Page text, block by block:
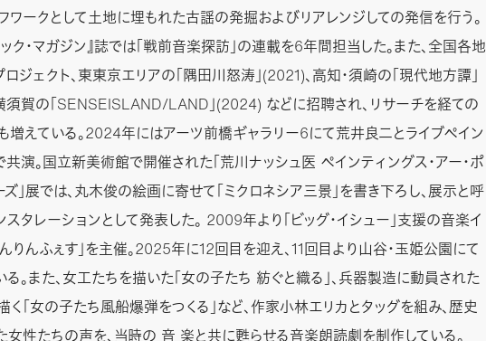
フワークとして土地に埋もれた古謡の発掘およびリアレンジしての発信を行う。
ク・マガジン』誌では「戦前音楽探訪」の連載を6年間担当した。また、全国各地
ジェクト、東東京エリアの「隅田川怒涛」(2021)、高知・須崎の「現代地方譚」
須賀の「SENSEISLAND/LAND」(2024) などに招聘され、リサーチを経ての
増えている。2024年にはアーツ前橋ギャラリー6にて荒井良二とライブペイン
共演。国立新美術館で開催された「荒川ナッシュ医 ペインティングス・アー・ポ
ズ」展では、丸木俊の絵画に寄せて「ミクロネシア三景」を書き下ろし、展示と呼
スタレーションとして発表した。 2009年より「ビッグ・イシュー」支援の音楽イ
んりんふぇす」を主催。2025年に12回目を迎え、11回目より山谷・玉姫公園にて
る。また、女工たちを描いた「女の子たち 紡ぐと織る」、兵器製造に動員された
く「女の子たち風船爆弾をつくる」など、作家小林エリカとタッグを組み、歴史
女性たちの声を、当時の 音 楽と共に甦らせる音楽朗読劇を制作している。